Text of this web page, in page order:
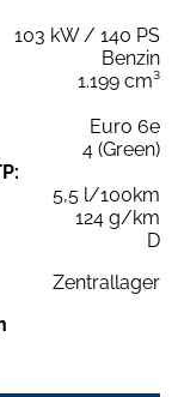
103 kW / 140 PS
Benzin
1.199 cm³
Euro 6e
4 (Green)
5,5 l/100km
124 g/km
D
Zentrallager